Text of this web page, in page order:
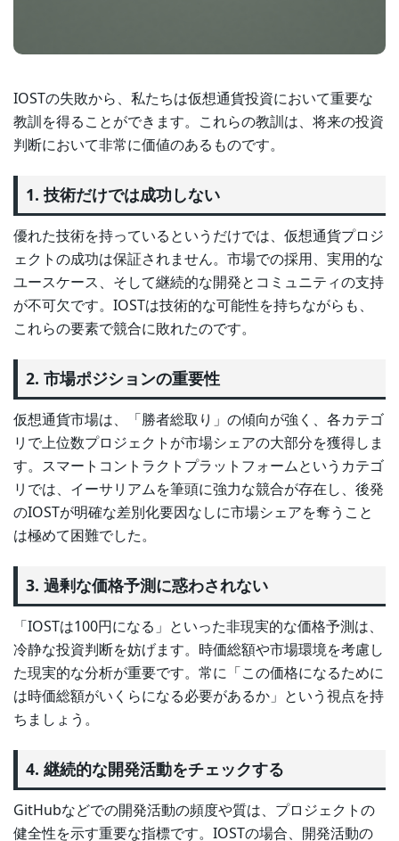
IOSTの失敗から、私たちは仮想通貨投資において重要な
教訓を得ることができます。これらの教訓は、将来の投資
判断において非常に価値のあるものです。
1. 技術だけでは成功しない
優れた技術を持っているというだけでは、仮想通貨プロジ
ェクトの成功は保証されません。市場での採用、実用的な
ユースケース、そして継続的な開発とコミュニティの支持
が不可欠です。IOSTは技術的な可能性を持ちながらも、
これらの要素で競合に敗れたのです。
2. 市場ポジションの重要性
仮想通貨市場は、「勝者総取り」の傾向が強く、各カテゴ
リで上位数プロジェクトが市場シェアの大部分を獲得しま
す。スマートコントラクトプラットフォームというカテゴ
リでは、イーサリアムを筆頭に強力な競合が存在し、後発
のIOSTが明確な差別化要因なしに市場シェアを奪うこと
は極めて困難でした。
3. 過剰な価格予測に惑わされない
「IOSTは100円になる」といった非現実的な価格予測は、
冷静な投資判断を妨げます。時価総額や市場環境を考慮し
た現実的な分析が重要です。常に「この価格になるために
は時価総額がいくらになる必要があるか」という視点を持
ちましょう。
4. 継続的な開発活動をチェックする
GitHubなどでの開発活動の頻度や質は、プロジェクトの
健全性を示す重要な指標です。IOSTの場合、開発活動の